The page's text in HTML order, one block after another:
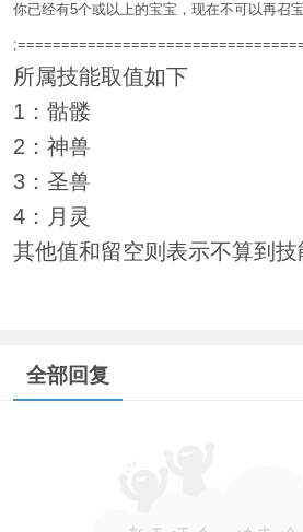
你已经有5个或以上的宝宝，现在不可以再召宝
所属技能取值如下
1：骷髅
2：神兽
3：圣兽
4：月灵
其他值和留空则表示不算到技
全部回复